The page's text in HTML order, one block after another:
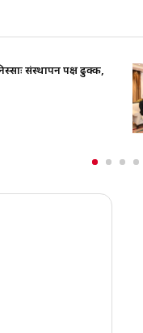
पक्ष ढुक्क,